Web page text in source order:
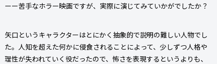
ーー苦手なホラー映画ですが、実際に演じてみていかがでしたか？
矢口というキャラクターはとにかく抽象的で説明の難しい人物でし
た。人知を超えた何かに侵食されることによって、少しずつ人格や
理性が失われていく役だったので、怖さを表現するというよりも、